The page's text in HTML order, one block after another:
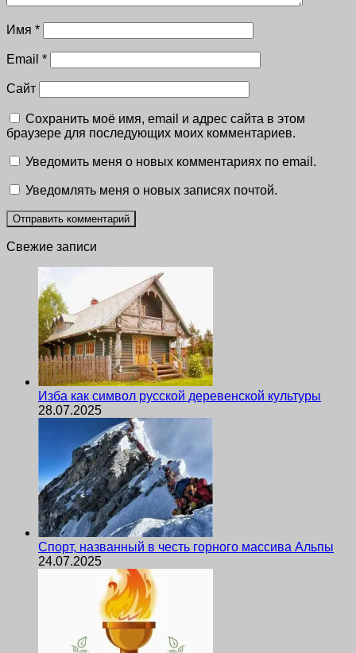
Имя *
Email *
Сайт
Сохранить моё имя, email и адрес сайта в этом
браузере для последующих моих комментариев.
Уведомить меня о новых комментариях по email.
Уведомлять меня о новых записях почтой.
Свежие записи
Изба как символ русской деревенской культуры
28.07.2025
Спорт, названный в честь горного массива Альпы
24.07.2025